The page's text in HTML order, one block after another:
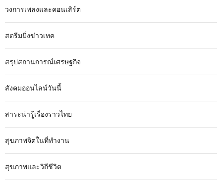
วงการเพลงและคอนเสิร์ต
สตรีมมิ่งข่าวเทค
สรุปสถานการณ์เศรษฐกิจ
สังคมออนไลน์วันนี้
สาระน่ารู้เรื่องราวไทย
สุขภาพจิตในที่ทำงาน
สุขภาพและวิถีชีวิต